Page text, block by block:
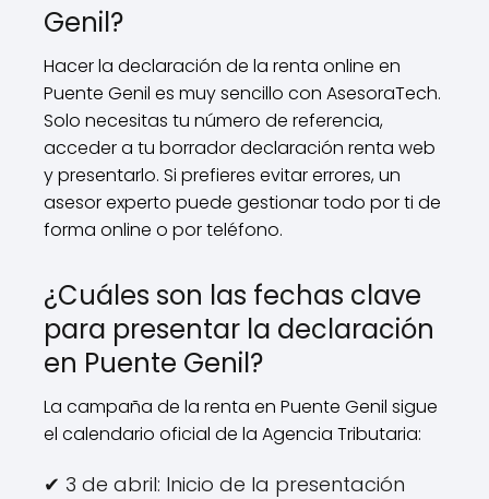
Genil?
Hacer la declaración de la renta online en
Puente Genil es muy sencillo con AsesoraTech.
Solo necesitas tu número de referencia,
acceder a tu borrador declaración renta web
y presentarlo. Si prefieres evitar errores, un
asesor experto puede gestionar todo por ti de
forma online o por teléfono.
¿Cuáles son las fechas clave
para presentar la declaración
en Puente Genil?
La campaña de la renta en Puente Genil sigue
el calendario oficial de la Agencia Tributaria:
✔ 3 de abril: Inicio de la presentación